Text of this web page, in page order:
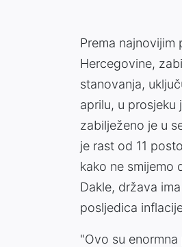
Prema
Hercegovine,
stanovanja,
aprilu, u
zabilježeno je u
je rast od 11
kako ne smijemo
Dakle, država
posljedica
"Ovo su